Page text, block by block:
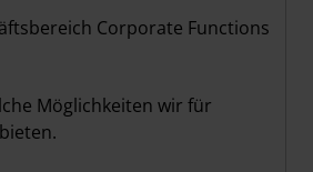
Corporate Functions
Möglichkeiten wir für
bieten.